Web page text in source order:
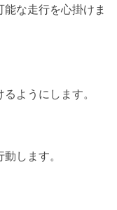
な走行を心掛けま
ようにします。
します。